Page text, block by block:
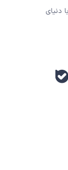
دنیای